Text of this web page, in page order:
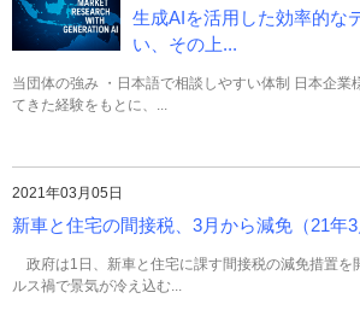
生成AIを活用した効率的な
い、その上...
当団体の強み ・日本語で相談しやすい体制 日本企業
てきた経験をもとに、...
2021年03月05日
新車と住宅の間接税、3月から減免（21年3
政府は1日、新車と住宅に課す間接税の減免措置を
ルス禍で景気が冷え込む...